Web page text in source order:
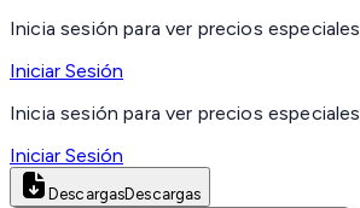
Inicia sesión para ver precios especiales
Iniciar Sesión
Inicia sesión para ver precios especiales
Iniciar Sesión
DescargasDescargas